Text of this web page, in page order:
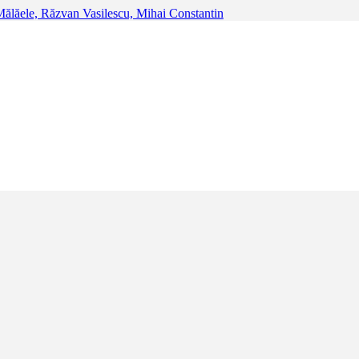
– Horaţiu Mălăele, Răzvan Vasilescu, Mihai
fața publicului textul lui Victor Ion Popa – „Take, Ianke şi Cadâr”.